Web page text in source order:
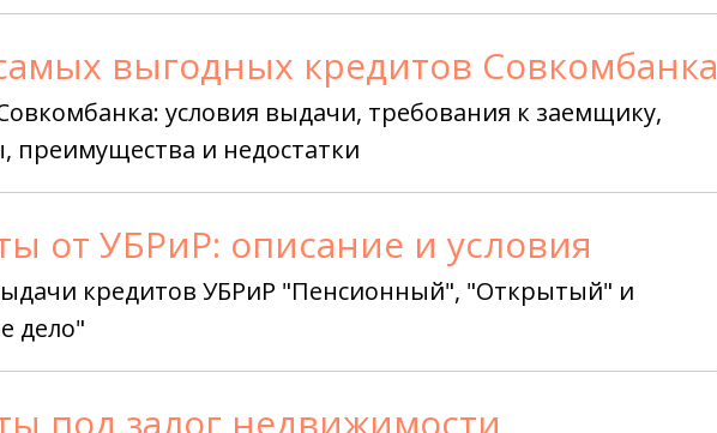
выгодных кредитов Совкомбанка
условия выдачи, требования к заемщику,
преимущества и недостатки
от УБРиР: описание и условия
кредитов УБРиР "Пенсионный", "Открытый" и
дело"
под залог недвижимости